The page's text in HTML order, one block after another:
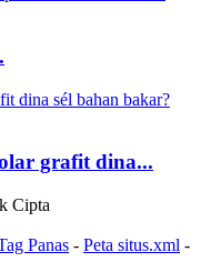
grafit dina...
Cipta
Panas - Peta situs.xml -